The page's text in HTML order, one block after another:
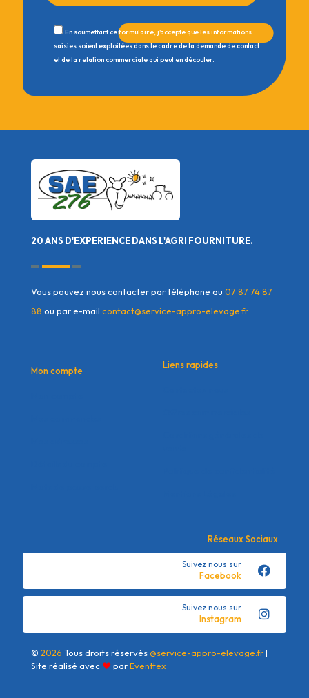
En soumettant ce formulaire, j'accepte que les informations
saisies soient exploitées dans le cadre de la demande de contact
et de la relation commerciale qui peut en découler.
20 ANS D'EXPERIENCE DANS L'AGRI FOURNITURE.
Vous pouvez nous contacter par téléphone au 07 87 74 87
88 ou par e-mail contact@service-appro-elevage.fr
Mon compte
Liens rapides
Réseaux Sociaux
Facebook
Suivez nous sur
Instagram
Suivez nous sur
© 2026 Tous droits réservés@service-appro-elevage.fr|
Site réalisé avec ❤parEventtex